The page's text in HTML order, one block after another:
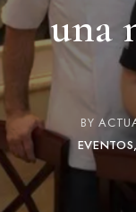
una
BY
EVENTOS